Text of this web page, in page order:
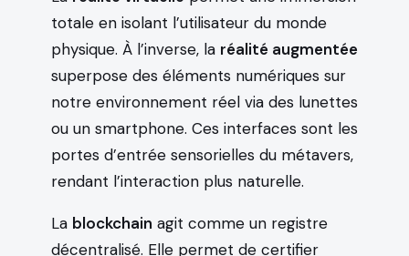
totale en isolant l’utilisateur du monde
physique. À l’inverse, la réalité augmentée
superpose des éléments numériques sur
notre environnement réel via des lunettes
ou un smartphone. Ces interfaces sont les
portes d’entrée sensorielles du métavers,
rendant l’interaction plus naturelle.
La blockchain agit comme un registre
décentralisé. Elle permet de certifier